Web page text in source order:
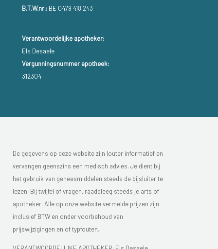
B.T.W.nr.:BE 0479 418 243
Verantwoordelijke apotheker:
Els Desaele
Vergunningsnummer apotheek:
312304
De gegevens op deze website zijn louter informatief en
vervangen geenszins een medisch advies. Je dient bij
het gebruik van geneesmiddelen steeds de bijsluiter te
lezen. Bij twijfel of vragen, raadpleeg steeds je arts of
apotheker. Alle op onze website vermelde prijzen zijn
inclusief BTW en onder voorbehoud van
prijswijzigingen en of typfouten.